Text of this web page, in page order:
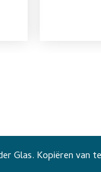
Glas. Kopiëren van